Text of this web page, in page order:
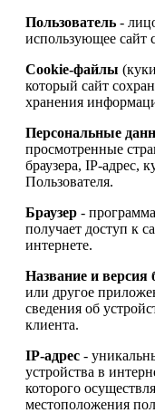
Пользователь -
использующее сайт
Cookie-файлы
который сайт
хранения
Персональные
просмотренные
браузера, IP-адрес,
Пользователя.
Браузер -
получает доступ к
интернете.
Название и версия
или другое
сведения об
клиента.
IP-адрес -
устройства в
которого
местоположения